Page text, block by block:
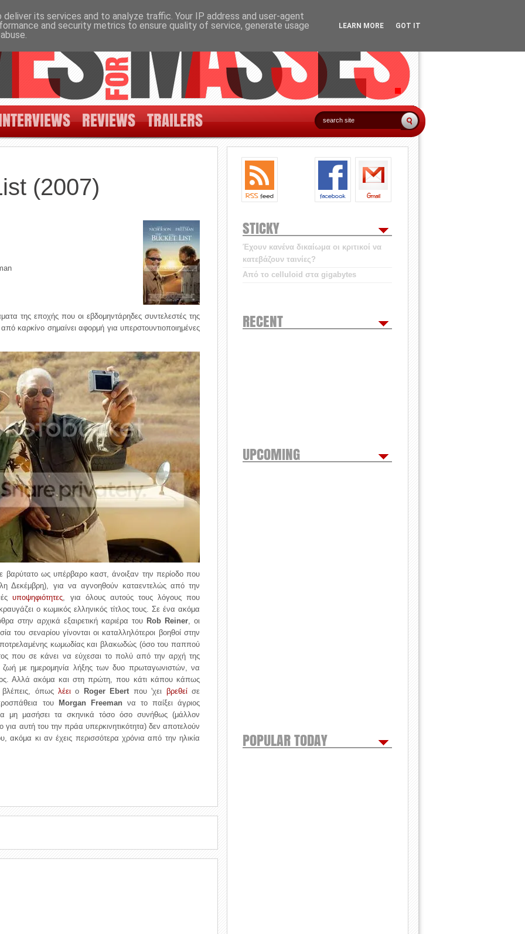
REVIEWS TRAILERS
(2007)
της εποχής που οι εβδομηντάρηδες συντελεστές της
καρκίνο σημαίνει αφορμή για υπερστουντιοποιημένες
βαρύτατο ως υπέρβαρο καστ, άνοιξαν την περίοδο που
Δεκέμβρη), για να αγνοηθούν καταεντελώς από την
υποψηφιότητες, για όλους αυτούς τους λόγους που
ο κωμικός ελληνικός τίτλος τους. Σε ένα ακόμα
στην αρχικά εξαιρετική καριέρα του Rob Reiner, οι
του σεναρίου γίνονται οι καταλληλότεροι βοηθοί στην
κωμωδίας και βλακωδώς (όσο του παππού
που σε κάνει να εύχεσαι το πολύ από την αρχή της
ζωή με ημερομηνία λήξης των δυο πρωταγωνιστών, να
Αλλά ακόμα και στη πρώτη, που κάτι κάπου κάπως
βλέπεις, όπως λέει ο Roger Ebert που 'χει βρεθείσε
του
Morgan Freemanνα το παίξει άγριος
μη μασήσει τα σκηνικά τόσο όσο συνήθως (μάλλον
αυτή του την πράα υπερκινητικότητα) δεν αποτελούν
ακόμα κι αν έχεις περισσότερα χρόνια από την ηλικία
STICKY
Έχουν κανένα δικαίωμα οι κριτικοί να
κατεβάζουν ταινίες?
Από το celluloid στα gigabytes
RECENT
UPCOMING
POPULAR TODAY
its services and to analyze traffic. Your IP address and user-agent
and security metrics to ensure quality of service, generate usage
LEARN MORE GOT IT